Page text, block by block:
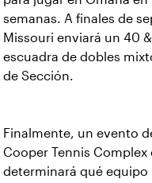
semanas. A finales de
Missouri enviará un 40
escuadra de dobles
de Sección.
Finalmente, un evento
Cooper Tennis Complex
determinará qué equipo